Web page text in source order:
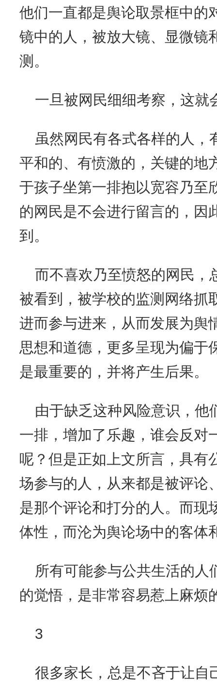
他们一直都是舆论取景框中的
镜中的人，被放大镜、显微镜
测。
一旦被网民细细考察，这就
虽然网民有各式各样的人，
平和的、有愤激的，关键的地
于孩子坐第一排抱以宽容乃至
的网民是不会进行留言的，因
到。
而不喜欢乃至愤怒的网民，
被看到，被学校的监测网络抓
进而参与进来，从而发展为舆
思想和道德，更多呈现为偏于
是最重要的，并将产生后果。
由于缺乏这种风险意识，他
一排，增加了乐趣，谁会反对
呢？但是正如上文所言，具有
场参与的人，从来都是被评论
是那个评论和打分的人。而现
体性，而沦为舆论场中的客体
所有可能参与公共生活的人
的觉悟，是非常容易惹上麻烦
3
很多家长，总是不吝于让自